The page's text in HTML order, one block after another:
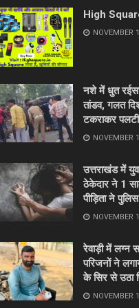
High
NOVEMBER
नशे में धुत
तांडव, गलत
टकराकर पलटी
NOVEMBER
उत्तराखंड में
ठेकेदार ने 1
पीड़िता ने
NOVEMBER
रेवाड़ी में लग्न
परिजनों ने
के सिर से उठा
NOVEMBER